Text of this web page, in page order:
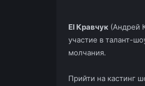
El Кравчук (Андрей
участие в талант-
молчания.
Прийти на кастинг